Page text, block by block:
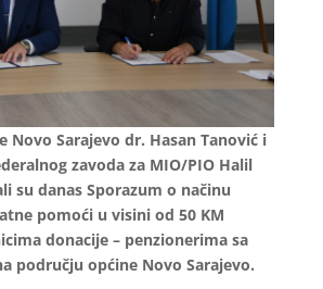
Novo Sarajevo dr. Hasan Tanović i
zavoda za MIO/PIO Halil
su danas Sporazum o načinu
pomoći u visini od 50 KM
donacije – penzionerima sa
području općine Novo Sarajevo.